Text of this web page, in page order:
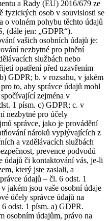
a Rady (EU) 2016/679 ze
fyzických osob v souvislosti se
o volném pohybu těchto údajů
(dále jen: „GDPR“).
vašich osobních údajů je:
nezbytné pro plnění
službách nebo
opatření před uzavřením
GDPR; b. v rozsahu, v jakém
to, aby správce údajů mohl
zejména v
1 písm. c) GDPR; c. v
nezbytné pro účely
správce, jako je provádění
nároků vyplývajících z
a vzdělávacích službách
prevence podvodů
údajů či kontaktování vás, je-li
který jste zaslali, a
údajů – čl. 6 odst. 1
jakém jsou vaše osobní údaje
účely správce údajů na
odst. 1 písm. a) GDPR.
osobním údajům, právo na